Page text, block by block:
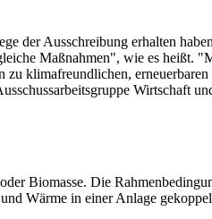
der Ausschreibung erhalten
Maßnahmen", wie es heißt.
klimafreundlichen,
Wirtschaft
Biomasse. Die
Wärme in einer Anlage